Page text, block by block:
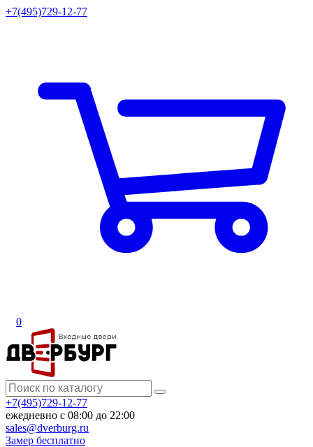
+7(495)729-12-77
0
+7(495)729-12-77
ежедневно с 08:00 до 22:00
sales@dverburg.ru
Замер бесплатно